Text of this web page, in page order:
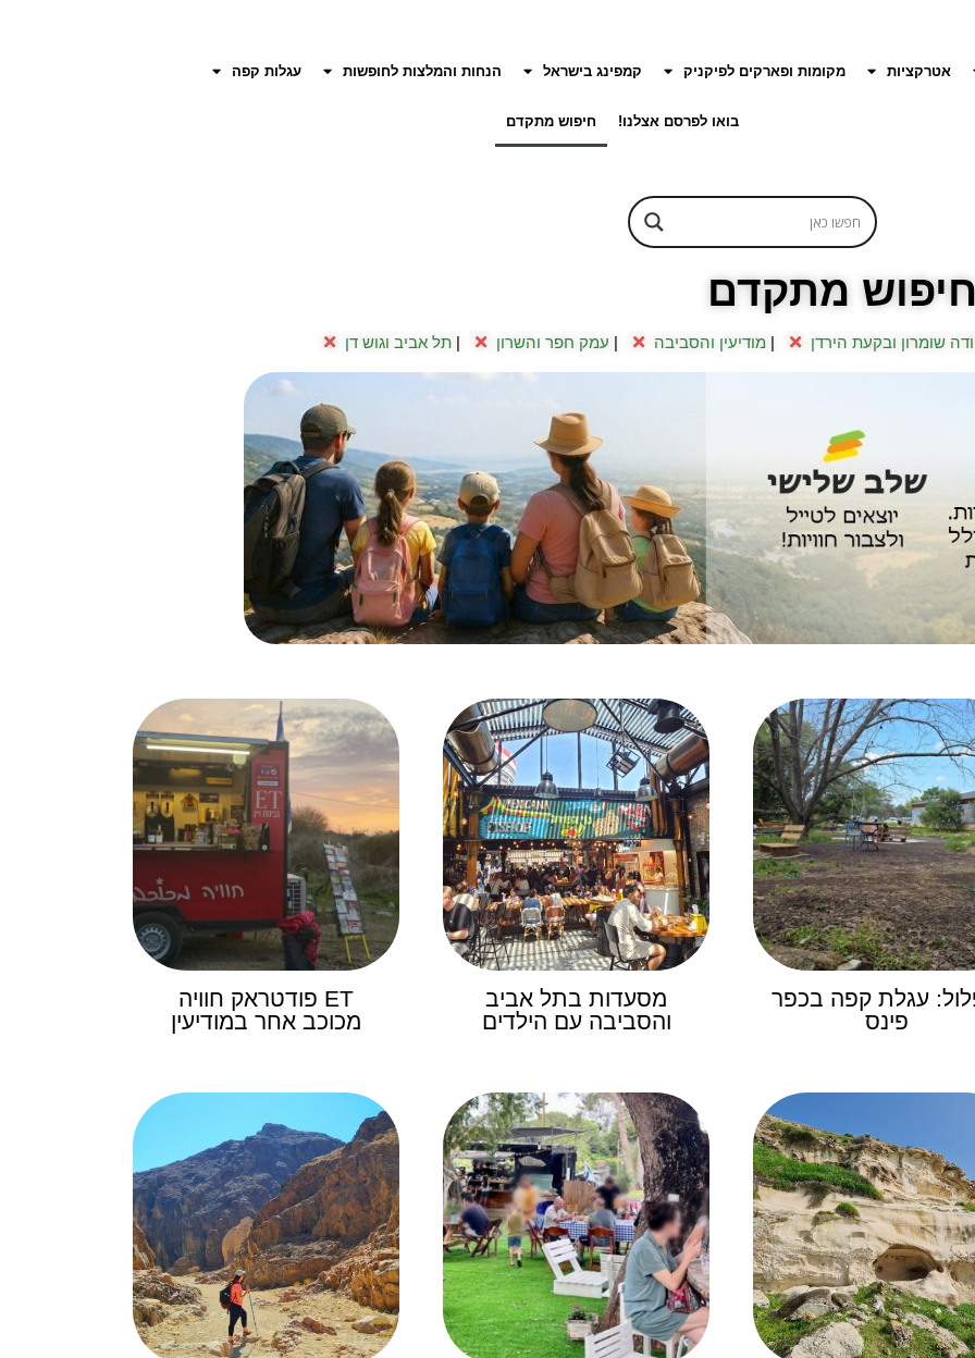
אטרקציות מקומות ופארקים לפיקניק קמפינג בישראל הנחות והמלצות לחופשות עגלות קפה
בואו לפרסם אצלנו! חיפוש מתקדם
מתקדם
שומרון ובקעת הירדן |מודיעין והסביבה | עמק חפר והשרון |תל אביב וגוש דן
עגלת קפה בכפר
פינס
מסעדות בתל אביב
והסביבה עם הילדים
ET פודטראק חוויה
מכוכב אחר במודיעין